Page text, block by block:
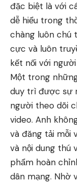
đặc biệt là với
dễ hiểu trong
chàng luôn chú
cực và luôn
kết nối với
Một trong
duy trì được sự
người theo dõi
video. Anh
và đăng tải mỗi
và nội dung thú
phẩm hoàn
dân mạng. Nhờ